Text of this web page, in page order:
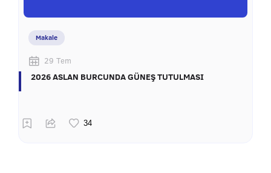
Makale
29 Tem
2026 ASLAN BURCUNDA GÜNEŞ TUTULMASI